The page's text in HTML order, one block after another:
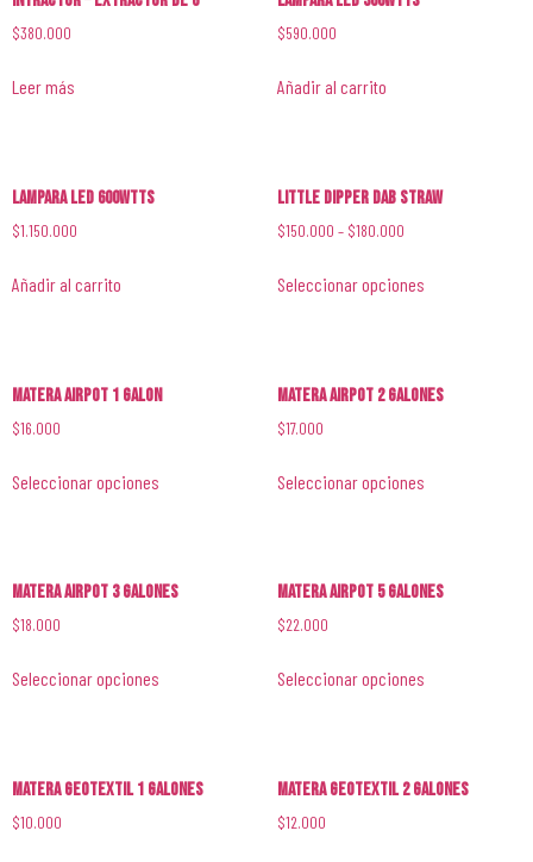
$380.000
Leer más
$590.000
Añadir al carrito
Lampara LED 600wtts
$1.150.000
Añadir al carrito
LITTLE DIPPER DAB STRAW
$150.000 – $180.000
Seleccionar opciones
Matera Airpot 1 galon
$16.000
Seleccionar opciones
Matera Airpot 2 galones
$17.000
Seleccionar opciones
Matera Airpot 3 galones
$18.000
Seleccionar opciones
Matera Airpot 5 galones
$22.000
Seleccionar opciones
Matera GeoTextil 1 galones
$10.000
Matera GeoTextil 2 galones
$12.000